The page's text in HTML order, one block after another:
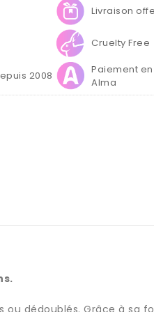
Livraison
Cruelty Free
2008
Paiement
Alma